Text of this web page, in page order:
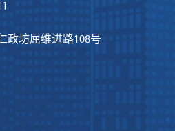
政坊屈维进路108号